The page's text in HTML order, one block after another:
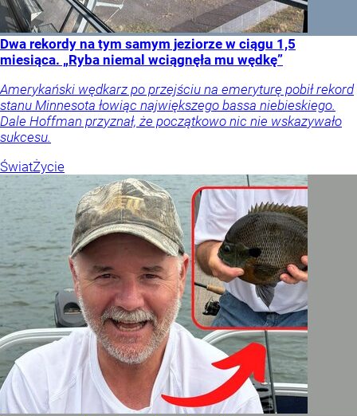
Dwa rekordy na tym samym jeziorze w ciągu 1,5
miesiąca. „Ryba niemal wciągnęła mu wędkę”
Amerykański wędkarz po przejściu na emeryturę pobił rekord
stanu Minnesota łowiąc największego bassa niebieskiego.
Dale Hoffman przyznał, że początkowo nic nie wskazywało
sukcesu.
ŚwiatŻycie